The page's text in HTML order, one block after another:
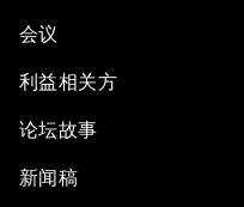
会议
利益相关方
论坛故事
新闻稿